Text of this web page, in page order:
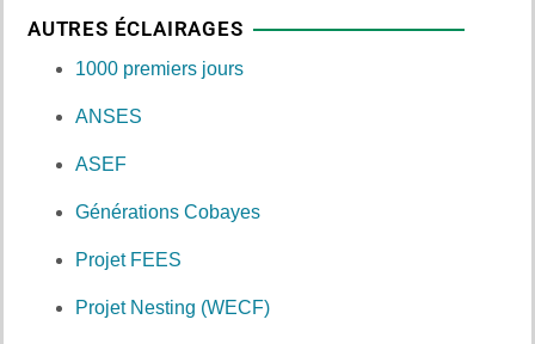
AUTRES ÉCLAIRAGES
1000 premiers jours
ANSES
ASEF
Générations Cobayes
Projet FEES
Projet Nesting (WECF)